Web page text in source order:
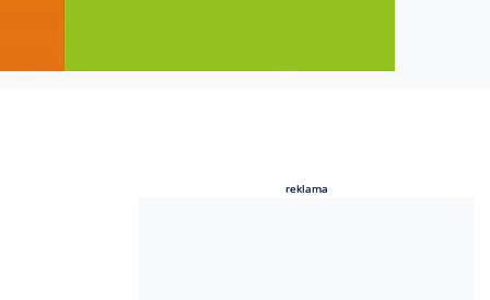
reklama
reklama